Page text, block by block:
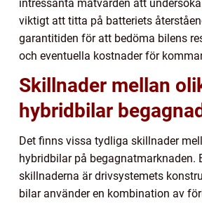
intressanta mätvärden att
viktigt att titta på batteriets
garantitiden för att bedöma bilens
och eventuella kostnader för
Skillnader mellan
hybridbilar
Det finns vissa tydliga skillnader
hybridbilar på begagnatmarknaden.
skillnaderna är drivsystemets
bilar använder en kombination av